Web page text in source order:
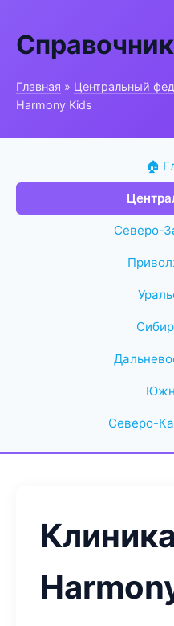
Главная » Центральный
Harmony Kids
🏠
Северо-
Северо-
Клиника